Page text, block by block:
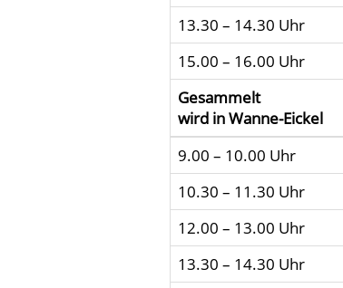
13.30 – 14.30 Uhr
15.00 – 16.00 Uhr
Gesammelt
wird in Wanne-Eickel
9.00 – 10.00 Uhr
10.30 – 11.30 Uhr
12.00 – 13.00 Uhr
13.30 – 14.30 Uhr